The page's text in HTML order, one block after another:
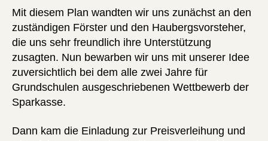
Mit diesem Plan wandten wir uns zunächst an den
zuständigen Förster und den Haubergsvorsteher,
die uns sehr freundlich ihre Unterstützung
zusagten. Nun bewarben wir uns mit unserer Idee
zuversichtlich bei dem alle zwei Jahre für
Grundschulen ausgeschriebenen Wettbewerb der
Sparkasse.
Dann kam die Einladung zur Preisverleihung und